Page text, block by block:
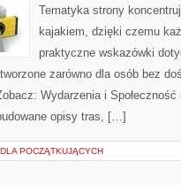
Tematyka strony
kajakiem, dzięki czemu
praktyczne wskazówki
zarówno dla osób bez
Wydarzenia i
opisy tras, […]
POCZĄTKUJĄCYCH